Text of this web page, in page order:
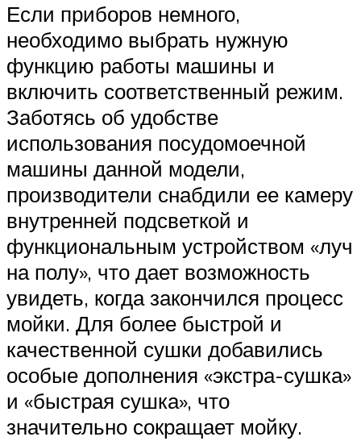
Если приборов немного,
необходимо выбрать нужную
функцию работы машины и
включить соответственный режим.
Заботясь об удобстве
использования посудомоечной
машины данной модели,
производители снабдили ее камеру
внутренней подсветкой и
функциональным устройством «луч
на полу», что дает возможность
увидеть, когда закончился процесс
мойки. Для более быстрой и
качественной сушки добавились
особые дополнения «экстра-сушка»
и «быстрая сушка», что
значительно сокращает мойку.